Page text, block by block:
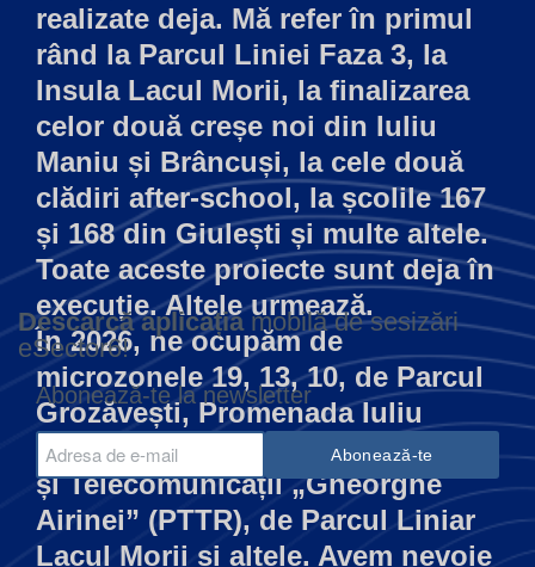
realizate deja. Mă refer în primul
rând la Parcul Liniei Faza 3, la
Insula Lacul Morii, la finalizarea
celor două creșe noi din Iuliu
Maniu și Brâncuși, la cele două
clădiri after-school, la școlile 167
și 168 din Giulești și multe altele.
Toate aceste proiecte sunt deja în
execuție. Altele urmează.
În 2026, ne ocupăm de
microzonele 19, 13, 10, de Parcul
Grozăvești, Promenada Iuliu
Maniu, Colegiul Tehnic de Poștă
și Telecomunicații „Gheorghe
Airinei” (PTTR), de Parcul Liniar
Lacul Morii și altele. Avem nevoie
Descarcă aplicațiamobilă de sesizări
eSector6!
Abonează-te la newsletter